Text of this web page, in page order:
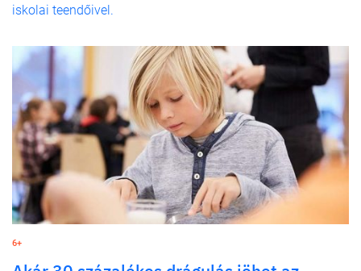
iskolai teendőivel.
6+